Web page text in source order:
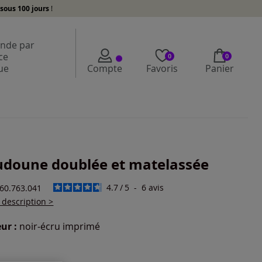
sous 100 jours !
par
Compte
0
Favoris
0
Panier
doublée et matelassée
4.7/ 5 - 6avis
description >
: noir-écru imprimé